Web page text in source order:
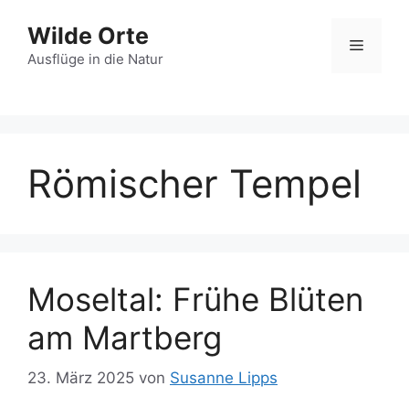
Inhalt
springen
Wilde Orte
Ausflüge in die Natur
Menü
Römischer Tempel
Moseltal: Frühe Blüten
am Martberg
23. März 2025 von Susanne Lipps